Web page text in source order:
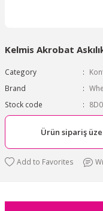
Kelmis Akrobat
Category
Brand
Stock code
Ürün sipariş